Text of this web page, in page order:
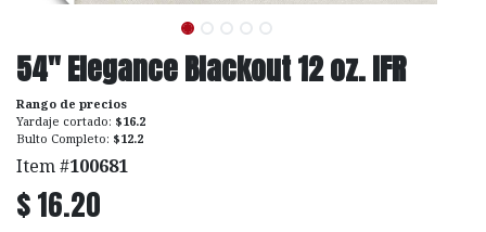
54" Elegance Blackout 12 oz. IFR
Rango de precios
Yardaje cortado: $16.2
Bulto Completo: $12.2
Item #100681
$16.20